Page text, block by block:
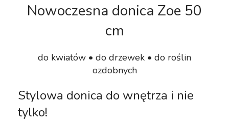
Nowoczesna donica Zoe 50
cm
do kwiatów • do drzewek • do roślin
ozdobnych
Stylowa donica do wnętrza i nie
tylko!